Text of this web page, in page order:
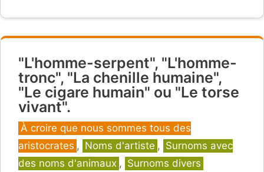
"L'homme-serpent", "L'homme-
tronc", "La chenille humaine",
"Le cigare humain" ou "Le torse
vivant".
Catégories
À croire que nous sommes tous des
aristocrates , Noms d'artiste , Surnoms avec
des noms d'animaux , Surnoms divers